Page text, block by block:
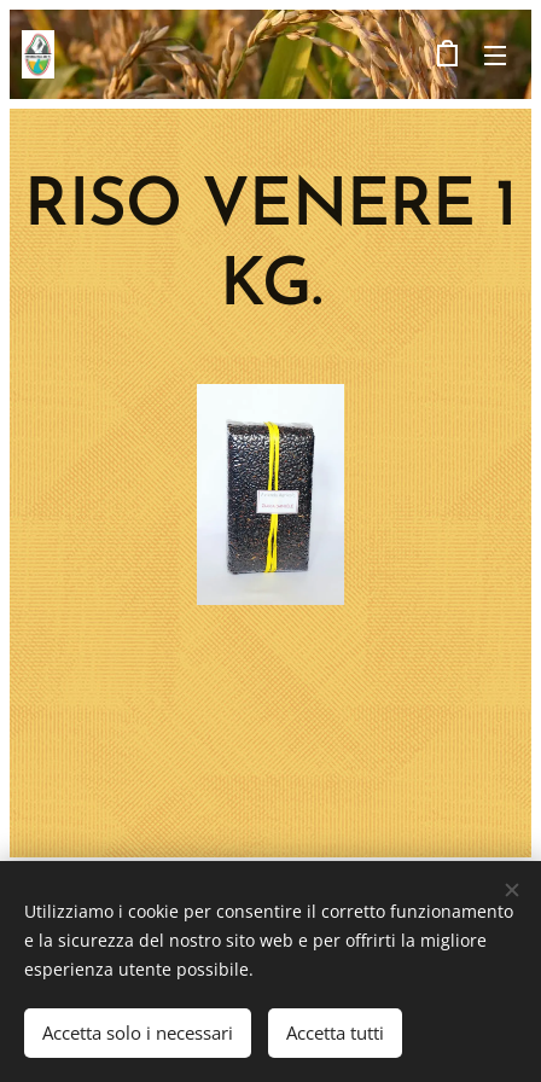
RISO VENERE 1
KG.
Azienda Agricola Daniele Zucca Via Pascoli 20 27010
Magherno (PV)
tel. 339 2648279 338 4605581 mail:
Cookies
Utilizziamo i cookie per consentire il corretto funzionamento
e la sicurezza del nostro sito web e per offrirti la migliore
esperienza utente possibile.
Accetta solo i necessari Accetta tutti